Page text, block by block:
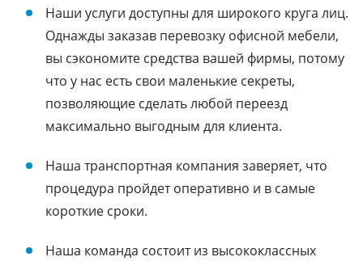
Наши услуги доступны для широкого круга лиц.
Однажды заказав перевозку офисной мебели,
вы сэкономите средства вашей фирмы, потому
что у нас есть свои маленькие секреты,
позволяющие сделать любой переезд
максимально выгодным для клиента.
Наша транспортная компания заверяет, что
процедура пройдет оперативно и в самые
короткие сроки.
Наша команда состоит из высококлассных